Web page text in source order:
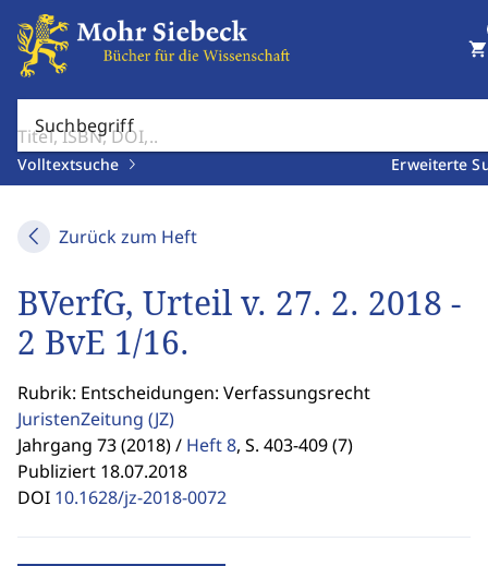
Suchbegriff
Volltextsuche Erweiterte
shopping_cart
Zurück zum Heft
BVerfG, Urteil v. 27. 2. 2018 -
2 BvE 1/16.
Rubrik: Entscheidungen: Verfassungsrecht
JuristenZeitung (JZ)
Jahrgang 73 (2018) / Heft 8, S. 403-409 (7)
Publiziert 18.07.2018
DOI 10.1628/jz-2018-0072